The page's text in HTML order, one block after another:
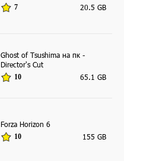
7 20.5 GB
Ghost of Tsushima на пк -
Director's Cut
10 65.1 GB
Forza Horizon 6
10 155 GB